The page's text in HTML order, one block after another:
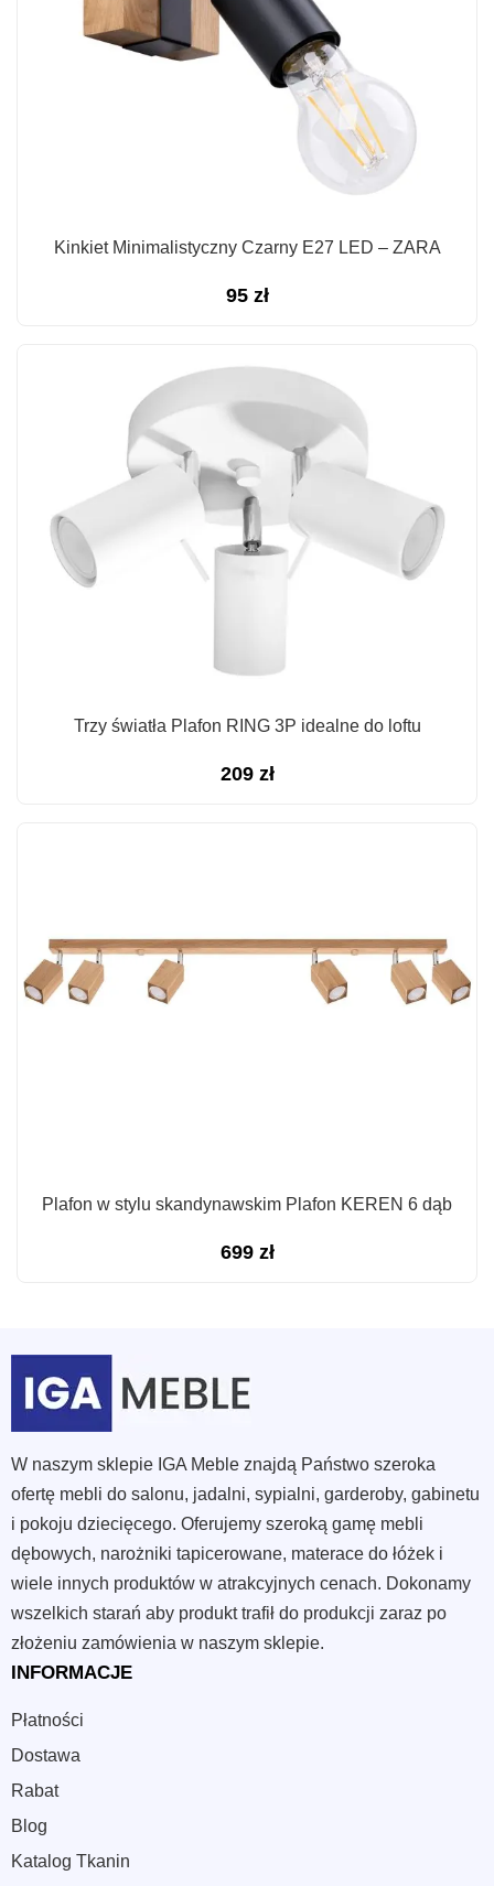
Kinkiet Minimalistyczny Czarny E27 LED – ZARA
95 zł
Trzy światła Plafon RING 3P idealne do loftu
209 zł
Plafon w stylu skandynawskim Plafon KEREN 6 dąb
699 zł
W naszym sklepie IGA Meble znajdą Państwo szeroka
ofertę mebli do salonu, jadalni, sypialni, garderoby, gabinetu
i pokoju dziecięcego. Oferujemy szeroką gamę mebli
dębowych, narożniki tapicerowane, materace do łóżek i
wiele innych produktów w atrakcyjnych cenach. Dokonamy
wszelkich starań aby produkt trafił do produkcji zaraz po
złożeniu zamówienia w naszym sklepie.
INFORMACJE
Płatności
Dostawa
Rabat
Blog
Katalog Tkanin